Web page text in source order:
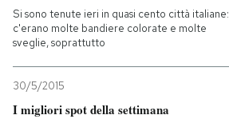
Si sono tenute ieri in quasi cento città italiane:
c'erano molte bandiere colorate e molte
sveglie, soprattutto
30/5/2015
I migliori spot della settimana